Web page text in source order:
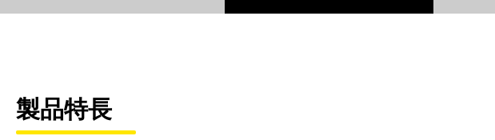
製品特長